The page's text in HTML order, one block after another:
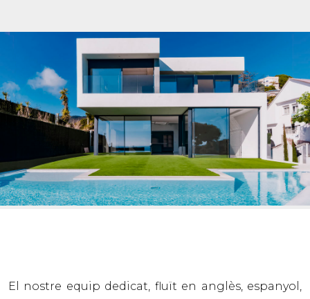
El nostre equip dedicat, fluït en anglès, espanyol,